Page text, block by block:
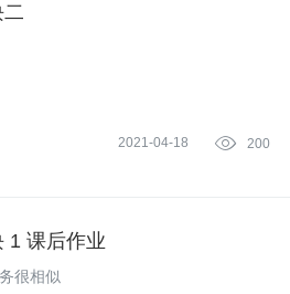
2021-04-18  200
1 课后作业
很相似